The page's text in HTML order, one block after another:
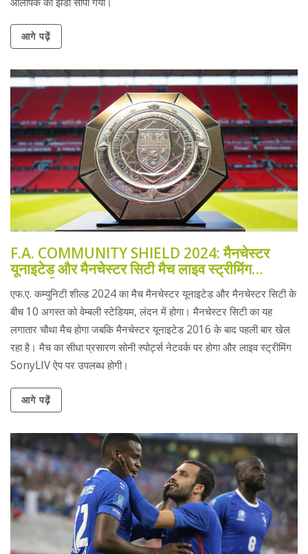
आगे पढ़ें
F.A. COMMUNITY SHIELD 2024: मैनचेस्टर
यूनाइटेड और मैनचेस्टर सिटी मैच लाइव स्ट्रीमिंग
जानकारी
एफ.ए. कम्युनिटी शील्ड 2024 का मैच मैनचेस्टर यूनाइटेड और मैनचेस्टर सिटी के
बीच 10 अगस्त को वेम्बली स्टेडियम, लंदन में होगा। मैनचेस्टर सिटी का यह
लगातार चौथा मैच होगा जबकि मैनचेस्टर यूनाइटेड 2016 के बाद पहली बार खेल
रहा है। मैच का सीधा प्रसारण सोनी स्पोर्ट्स नेटवर्क पर होगा और लाइव स्ट्रीमिंग
SonyLIV ऐप पर उपलब्ध होगी।
आगे पढ़ें